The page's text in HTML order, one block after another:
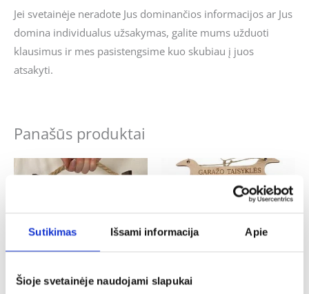
Sutikimas Išsami informacija Apie
Šioje svetainėje naudojami slapukai
Jei svetainėje neradote Jus dominančios informacijos ar Jus
domina individualus užsakymas, galite mums užduoti
klausimus ir mes pasistengsime kuo skubiau į juos
atsakyti.
Panašūs produktai